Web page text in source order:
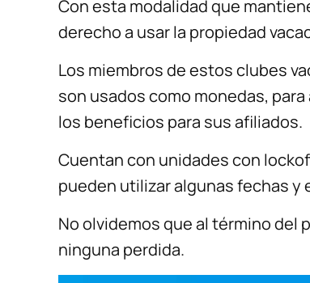
Con esta modalidad que
derecho a usar la propiedad
Los miembros de estos clubes
son usados como monedas,
los beneficios para sus afiliados.
Cuentan con unidades con
pueden utilizar algunas fechas y
No olvidemos que al término del
ninguna perdida.